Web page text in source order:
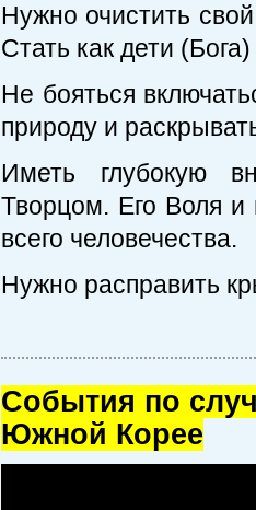
Нужно очистить
Стать как дети
Не бояться
природу и
Иметь глубокую
Творцом. Его Воля и
всего человечества.
Нужно расправить
Cобытия по
Южной Корее